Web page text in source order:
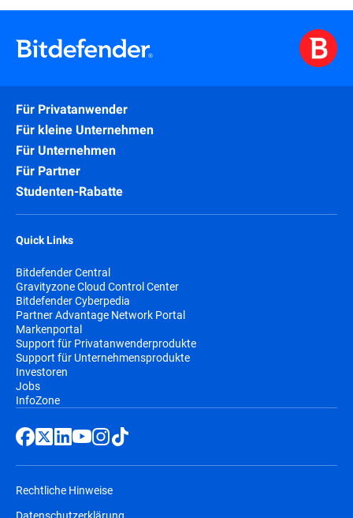
Für Privatanwender
Für kleine Unternehmen
Für Unternehmen
Für Partner
Studenten-Rabatte
Quick Links
Bitdefender Central
Gravityzone Cloud Control Center
Bitdefender Cyberpedia
Partner Advantage Network Portal
Markenportal
Support für Privatanwenderprodukte
Support für Unternehmensprodukte
Investoren
Jobs
InfoZone
Rechtliche Hinweise